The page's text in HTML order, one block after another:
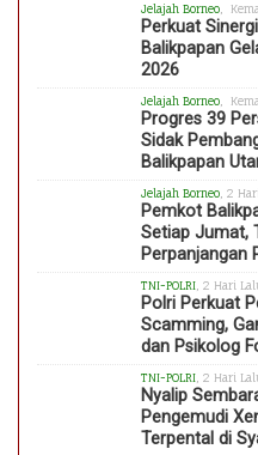
Jelajah Borneo ,
Perkuat
Balikpapan
2026
Jelajah Borneo ,
Progres 39
Sidak
Balikpapan
Jelajah Borneo , 2
Pemkot
Setiap Jumat,
Perpanjangan
TNI-POLRI , 2 Hari
Polri Perkuat
Scamming,
dan Psikolog
TNI-POLRI , 2 Hari
Nyalip
Pengemudi
Terpental di